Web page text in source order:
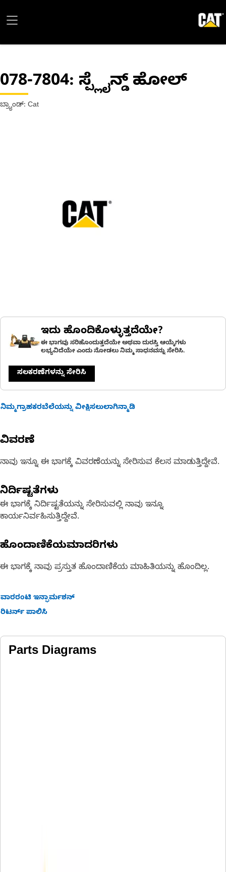
078-7804: ಸ್ಪ್ಲೈನ್ಡ್ ಹೋಲ್
ಬ್ರ್ಯಾಂಡ್: Cat
ಇದು ಹೊಂದಿಕೊಳ್ಳುತ್ತದೆಯೇ?
ಈ ಭಾಗವು ಸರಿಹೊಂದುತ್ತದೆಯೇ ಅಥವಾ ದುರಸ್ತಿ ಆಯ್ಕೆಗಳು
ಲಭ್ಯವಿದೆಯೇ ಎಂದು ನೋಡಲು ನಿಮ್ಮ ಸಾಧನವನ್ನು ಸೇರಿಸಿ.
ಸಲಕರಣೆಗಳನ್ನು ಸೇರಿಸಿ
ನಿಮ್ಮಗ್ರಾಹಕರಬೆಲೆಯನ್ನು ವೀಕ್ಷಿಸಲುಲಾಗಿನ್ಮಾಡಿ
ವಿವರಣೆ
ನಾವು ಇನ್ನೂ ಈ ಭಾಗಕ್ಕೆ ವಿವರಣೆಯನ್ನು ಸೇರಿಸುವ ಕೆಲಸ ಮಾಡುತ್ತಿದ್ದೇವೆ.
ನಿರ್ದಿಷ್ಟತೆಗಳು
ಈ ಭಾಗಕ್ಕೆ ನಿರ್ದಿಷ್ಟತೆಯನ್ನು ಸೇರಿಸುವಲ್ಲಿ ನಾವು ಇನ್ನೂ
ಕಾರ್ಯನಿರ್ವಹಿಸುತ್ತಿದ್ದೇವೆ.
ಹೊಂದಾಣಿಕೆಯಮಾದರಿಗಳು
ಈ ಭಾಗಕ್ಕೆ ನಾವು ಪ್ರಸ್ತುತ ಹೊಂದಾಣಿಕೆಯ ಮಾಹಿತಿಯನ್ನು ಹೊಂದಿಲ್ಲ.
ವಾರರಂಟಿ ಇನ್ಫಾರ್ಮಶನ್
ರಿಟರ್ನ್ ಪಾಲಿಸಿ
Parts Diagrams